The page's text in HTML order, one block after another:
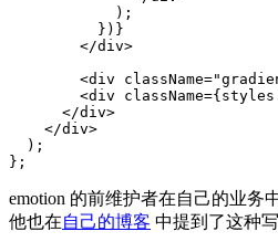
</div>
<div className="
<div className={ styles
</div>
</div>
) ;
} ;
emotion 的前维护者在自己的业务
他也在自己的博客 中提到了这种